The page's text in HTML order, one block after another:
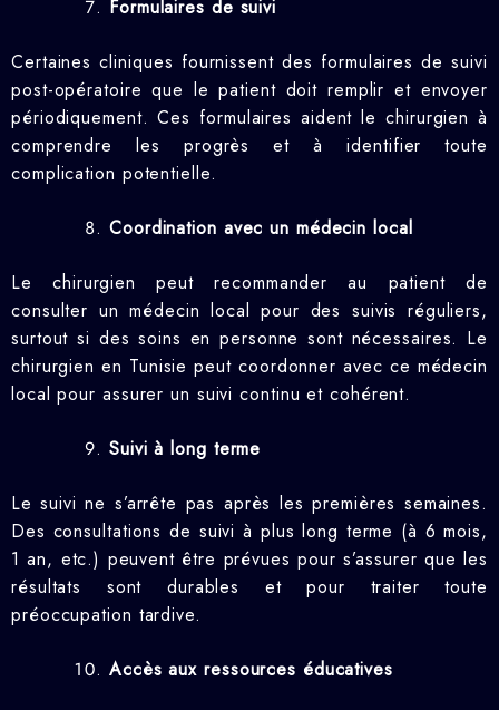
Formulaires de suivi
Certaines cliniques fournissent des formulaires de suivi
post-opératoire que le patient doit remplir et envoyer
périodiquement. Ces formulaires aident le chirurgien à
comprendre les progrès et à identifier toute
complication potentielle.
Coordination avec un médecin local
Le chirurgien peut recommander au patient de
consulter un médecin local pour des suivis réguliers,
surtout si des soins en personne sont nécessaires. Le
chirurgien en Tunisie peut coordonner avec ce médecin
local pour assurer un suivi continu et cohérent.
Suivi à long terme
Le suivi ne s’arrête pas après les premières semaines.
Des consultations de suivi à plus long terme (à 6 mois,
1 an, etc.) peuvent être prévues pour s’assurer que les
résultats sont durables et pour traiter toute
préoccupation tardive.
Accès aux ressources éducatives